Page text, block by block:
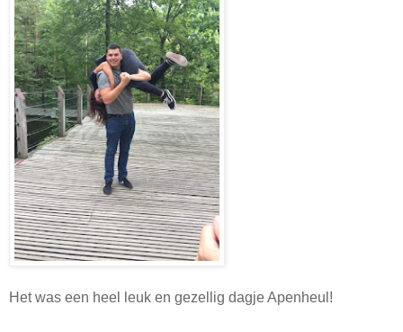
Het was een heel leuk en gezellig dagje Apenheul!